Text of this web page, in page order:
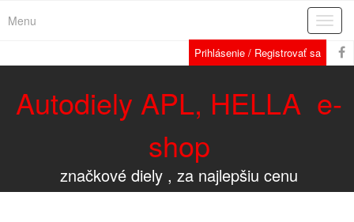
Menu
Prihlásenie / Registrovať sa
Autodiely APL, HELLA e-
shop
značkové diely , za najlepšiu cenu